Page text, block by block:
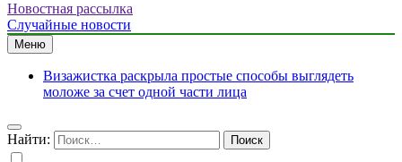
Новостная рассылка
Случайные новости
Меню
Визажистка раскрыла простые способы выглядеть
моложе за счет одной части лица
Найти: